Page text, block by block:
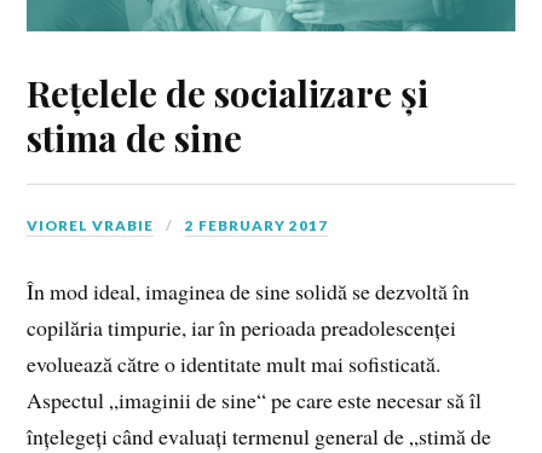
Rețelele de socializare și
stima de sine
VIOREL VRABIE 2 FEBRUARY 2017
În mod ideal, imaginea de sine solidă se dezvoltă în
copilăria timpurie, iar în perioada preadolescenței
evoluează către o identitate mult mai sofisticată.
Aspectul „imaginii de sine“ pe care este necesar să îl
înțelegeți când evaluați termenul general de „stimă de